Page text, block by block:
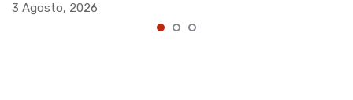
3 Agosto, 2026